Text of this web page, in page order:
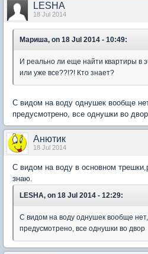
LESHA
18 Jul 2014
Мариша, on 18 Jul 2014 - 10:49:
И реально ли еще найти квартиры в
или уже все??!?! Кто знает?
С видом на воду однушек вообще
предусмотрено, все однушки во двор
Анютик
18 Jul 2014
С видом на воду в основном
знаю.
LESHA, on 18 Jul 2014 - 12:29:
С видом на воду однушек вообще
предусмотрено, все однушки во двор